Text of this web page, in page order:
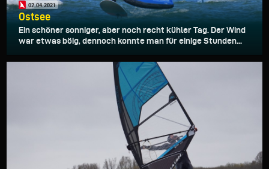
02.04.2021
Ostsee
Ein schöner sonniger, aber noch recht kühler Tag. Der Wind
war etwas böig, dennoch konnte man für einige Stunden...